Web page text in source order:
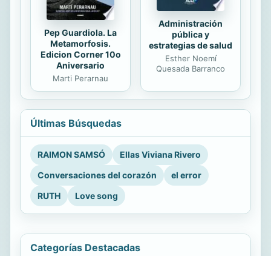
Pep Guardiola. La
Metamorfosis.
Edicion Corner 10o
Aniversario
Marti Perarnau
Administración
pública y
estrategias de salud
Esther Noemí
Quesada Barranco
Últimas Búsquedas
RAIMON SAMSÓ
Ellas Viviana Rivero
Conversaciones del corazón
el error
RUTH
Love song
Categorías Destacadas